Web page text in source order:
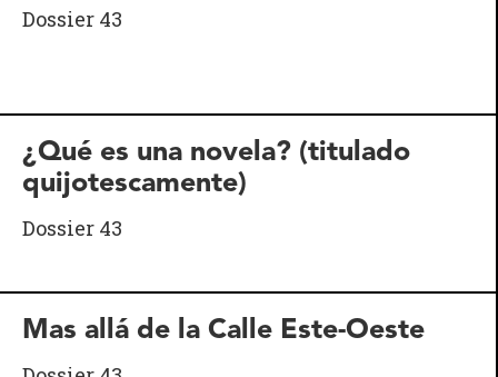
Dossier 43
¿Qué es una novela? (titulado
quijotescamente)
Dossier 43
Mas allá de la Calle Este-Oeste